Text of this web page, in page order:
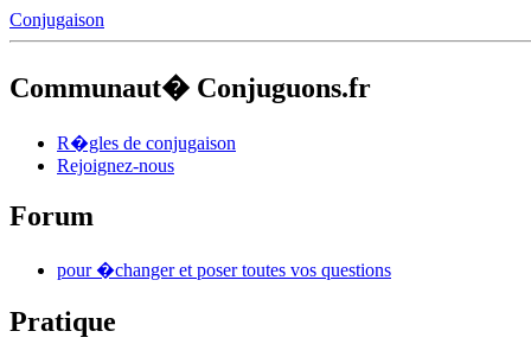
Conjugaison
Communaut� Conjuguons.fr
R�gles de conjugaison
Rejoignez-nous
Forum
pour �changer et poser toutes vos questions
Pratique